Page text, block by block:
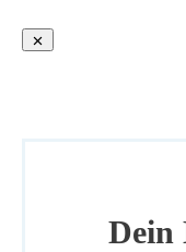
Dein